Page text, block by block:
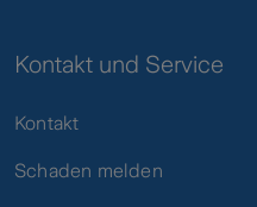
Kontakt und Service
Kontakt
Schaden melden